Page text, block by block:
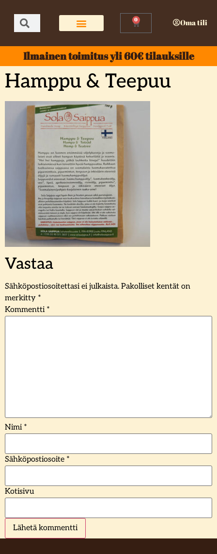
0 Oma tili
Ilmainen toimitus yli 60€ tilauksille
Hamppu & Teepuu
Vastaa
Sähköpostiosoitettasi ei julkaista. Pakolliset kentät on
merkitty *
Kommentti *
Nimi *
Sähköpostiosoite *
Kotisivu